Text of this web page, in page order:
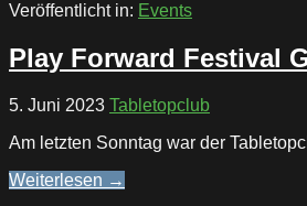
Veröffentlicht in: Events
Play Forward Festival
5. Juni 2023 Tabletopclub
Am letzten Sonntag war der
Weiterlesen →